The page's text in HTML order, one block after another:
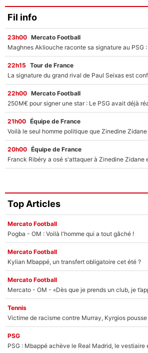
Fil info
23h00 Mercato Football
22h15 Tour de France
22h00 Mercato Football
21h00 Équipe de France
20h00 Équipe de France
Top Articles
Mercato Football
Pogba - OM : Voilà l'homme qui a tout gâché !
Mercato Football
Kylian Mbappé, un transfert obligatoire cet été ?
Mercato Football
Tennis
PSG
PSG : Mbappé achève le Real Madrid, le vestiaire